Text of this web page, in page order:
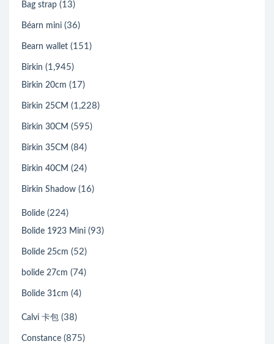
Bag strap (13)
Béarn mini (36)
Bearn wallet (151)
Birkin (1,945)
Birkin 20cm (17)
Birkin 25CM (1,228)
Birkin 30CM (595)
Birkin 35CM (84)
Birkin 40CM (24)
Birkin Shadow (16)
Bolide (224)
Bolide 1923 Mini (93)
Bolide 25cm (52)
bolide 27cm (74)
Bolide 31cm (4)
Calvi 卡包 (38)
Constance (875)